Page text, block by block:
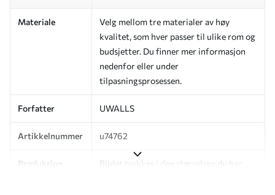
Materiale
Velg mellom tre materialer av høy
kvalitet, som hver passer til ulike rom og
budsjetter. Du finner mer informasjon
nedenfor eller under
tilpasningsprosessen.
Forfatter UWALLS
Artikkelnummer u74762
Produksjon
Bildet trykkes i den størrelsen du har